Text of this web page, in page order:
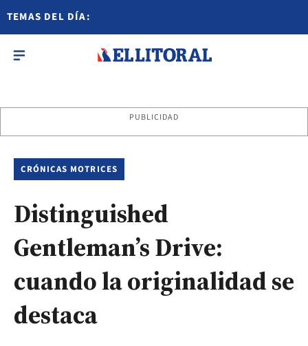
TEMAS DEL DÍA:
PUBLICIDAD
CRÓNICAS MOTRICES
Distinguished
Gentleman’s Drive:
cuando la originalidad se
destaca